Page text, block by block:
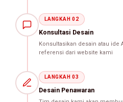
LANGKAH 02
Konsultasi Desain
Konsultasikan desain atau ide
referensi dari website kami
LANGKAH 03
Desain Penawaran